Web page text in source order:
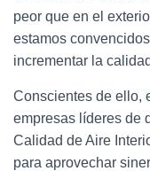
peor que en el
estamos
incrementar la
Conscientes de ello,
empresas líderes de
Calidad de Aire
para aprovechar